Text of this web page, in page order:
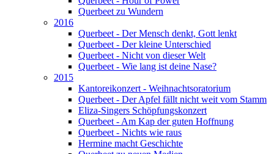
Querbeet zu Wundern
2016
Querbeet - Der Mensch denkt, Gott lenkt
Querbeet - Der kleine Unterschied
Querbeet - Nicht von dieser Welt
Querbeet - Wie lang ist deine Nase?
2015
Kantoreikonzert - Weihnachtsoratorium
Querbeet - Der Apfel fällt nicht weit vom Stamm
Eliza-Singers Schöpfungskonzert
Querbeet - Am Kap der guten Hoffnung
Querbeet - Nichts wie raus
Hermine macht Geschichte